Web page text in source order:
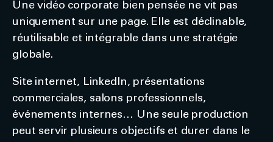
Une vidéo corporate bien pensée ne vit pas
uniquement sur une page. Elle est déclinable,
réutilisable et intégrable dans une stratégie
globale.
Site internet, LinkedIn, présentations
commerciales, salons professionnels,
événements internes… Une seule production
peut servir plusieurs objectifs et durer dans le